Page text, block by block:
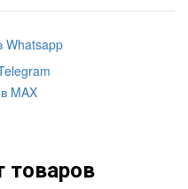
Whatsapp
MAX
товаров